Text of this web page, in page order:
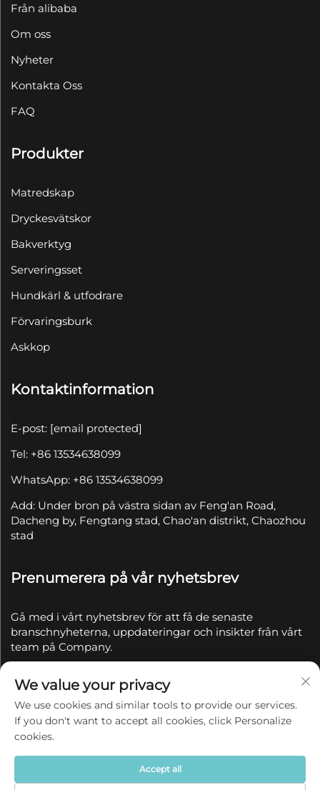
Från alibaba
Om oss
Nyheter
Kontakta Oss
FAQ
Produkter
Matredskap
Dryckesvätskor
Bakverktyg
Serveringsset
Hundkärl & utfodrare
Förvaringsburk
Askkop
Kontaktinformation
E-post: [email protected]
Tel: +86 13534638099
WhatsApp: +86 13534638099
Add: Under bron på västra sidan av Feng'an Road,
Dacheng by, Fengtang stad, Chao'an distrikt, Chaozhou
stad
Prenumerera på vår nyhetsbrev
Gå med i vårt nyhetsbrev för att få de senaste
branschnyheterna, uppdateringar och insikter från vårt
team på Company.
Copyright © 2025 av Chaozhou Qianyue Ceramics Co.,
Ltd.
Integritetspolicy
We value your privacy
We use cookies and similar tools to provide our services.
If you don't want to accept all cookies, click Personalize
cookies.
Accept all